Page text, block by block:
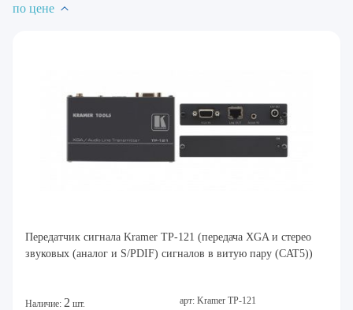
по цене
Передатчик сигнала Kramer TP-121 (передача XGA и стерео
звуковых (аналог и S/PDIF) сигналов в витую пару (CAT5))
Наличие: 2 шт. арт: Kramer TP-121